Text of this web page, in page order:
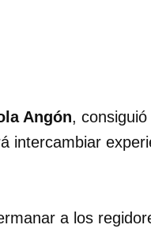
Angón,
intercambiar
a los